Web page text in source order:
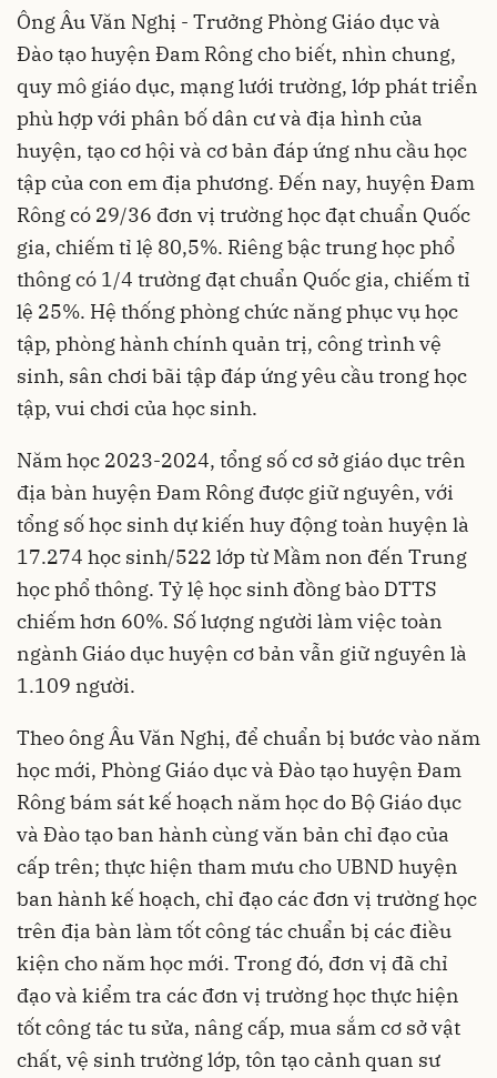
Ông Âu Văn Nghị - Trưởng Phòng Giáo dục và
Đào tạo huyện Đam Rông cho biết, nhìn chung,
quy mô giáo dục, mạng lưới trường, lớp phát triển
phù hợp với phân bố dân cư và địa hình của
huyện, tạo cơ hội và cơ bản đáp ứng nhu cầu học
tập của con em địa phương. Đến nay, huyện Đam
Rông có 29/36 đơn vị trường học đạt chuẩn Quốc
gia, chiếm tỉ lệ 80,5%. Riêng bậc trung học phổ
thông có 1/4 trường đạt chuẩn Quốc gia, chiếm tỉ
lệ 25%. Hệ thống phòng chức năng phục vụ học
tập, phòng hành chính quản trị, công trình vệ
sinh, sân chơi bãi tập đáp ứng yêu cầu trong học
tập, vui chơi của học sinh.
Năm học 2023-2024, tổng số cơ sở giáo dục trên
địa bàn huyện Đam Rông được giữ nguyên, với
tổng số học sinh dự kiến huy động toàn huyện là
17.274 học sinh/522 lớp từ Mầm non đến Trung
học phổ thông. Tỷ lệ học sinh đồng bào DTTS
chiếm hơn 60%. Số lượng người làm việc toàn
ngành Giáo dục huyện cơ bản vẫn giữ nguyên là
1.109 người.
Theo ông Âu Văn Nghị, để chuẩn bị bước vào năm
học mới, Phòng Giáo dục và Đào tạo huyện Đam
Rông bám sát kế hoạch năm học do Bộ Giáo dục
và Đào tạo ban hành cùng văn bản chỉ đạo của
cấp trên; thực hiện tham mưu cho UBND huyện
ban hành kế hoạch, chỉ đạo các đơn vị trường học
trên địa bàn làm tốt công tác chuẩn bị các điều
kiện cho năm học mới. Trong đó, đơn vị đã chỉ
đạo và kiểm tra các đơn vị trường học thực hiện
tốt công tác tu sửa, nâng cấp, mua sắm cơ sở vật
chất, vệ sinh trường lớp, tôn tạo cảnh quan sư